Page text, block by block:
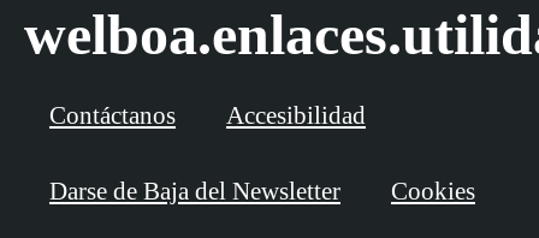
Contáctanos Accesibilidad
Darse de Baja del Newsletter Cookies